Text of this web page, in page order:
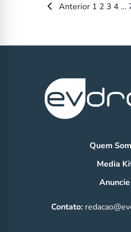
Paginação
Anterior 1 2 3 4 …
Quem
Media
Anuncie
Contato: